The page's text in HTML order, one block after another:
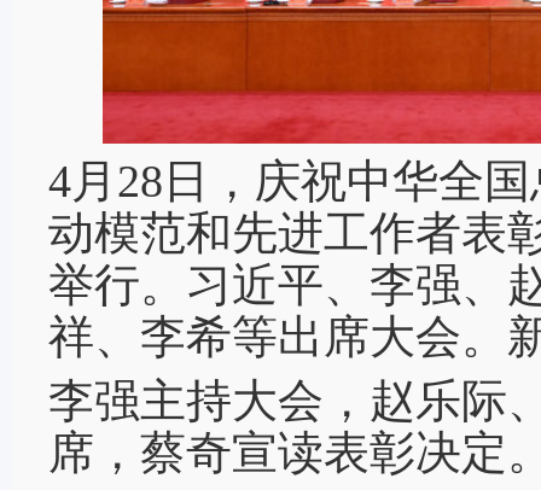
4月28日，庆祝中华全
动模范和先进工作者表
举行。习近平、李强、
祥、李希等出席大会。
李强主持大会，赵乐际
席，蔡奇宣读表彰决定